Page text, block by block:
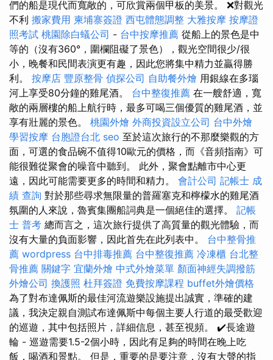
們的船是現代而寬敞的，可欣賞兩個甲板的美景。 ❌對觀光
不利 搬家費用 柬埔寨簽證 西屯體態調整 大雅按摩 按摩證
照考試 桃園除白蟻公司 - 台中按摩推薦 從船上的景色是中
等的（沒有360°，圍欄阻礙了景色），觀光空間很少/很
小，晚餐和民間表演更有趣，因此您將集中精力並贏得勝
利。 按摩店 豐原整骨 偵探公司 自助餐外燴 用銀線在多瑙
河上享受80分鐘的雞​​尾酒。 台中整復推薦 在一艘舒適，寬
敞的兩層樓的船上航行時，最多可喝三個優質的雞尾酒，並
享有壯麗的景色。 桃園外燴 外商投資設立公司 台中外燴
學習按摩 台胞證台北 seo 至於這次旅行的不那麼樂觀的方
面，可選的食品碗不值得10歐元的價格，而《音頻指南》可
能很難從聚會的噪音中聽到。 此外，聚會點離市中心更
遠，因此可能需要更多的時間和精力。 會計公司 記帳士 成
績 查詢 對於那些尋求無限量的普羅塞克和檸檬水的雞尾酒
氛圍的人來說，魯賓集團船詞典是一個絕佳的選擇。 記帳
士 普考 總而言之，這次旅行提供了高質量的觀光體驗，而
沒有大量的負面影響，因此首先在此列表中。 台中整骨推
薦 wordpress 台中排毒推薦 台中整復推薦 冷凍櫃 台北整
骨推薦 關鍵字 宜蘭外燴 中式外燴菜單 顏面神經失調撥筋
外燴公司 換護照 杜拜簽證 免費按摩課程 buffet外燴價格
為了對布達佩斯的最佳河流遊樂設施提出誠實，準確的建
議，我決定親自測試布達佩斯中每個主要人行道的最受歡迎
的巡遊，其中包括照片，詳細信息，甚至視頻。 ✔️長途遊
輪 - 巡遊需要1.5-2個小時，因此有足夠的時間在晚上吃
飯，喝酒和景點。 但是，重要的是要注意，沒有大聲的​​指